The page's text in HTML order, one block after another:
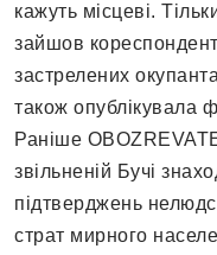
кажуть місцеві.
зайшов
застрелених
також опублікувала
Раніше
звільненій Бучі
підтверджень
страт мирного